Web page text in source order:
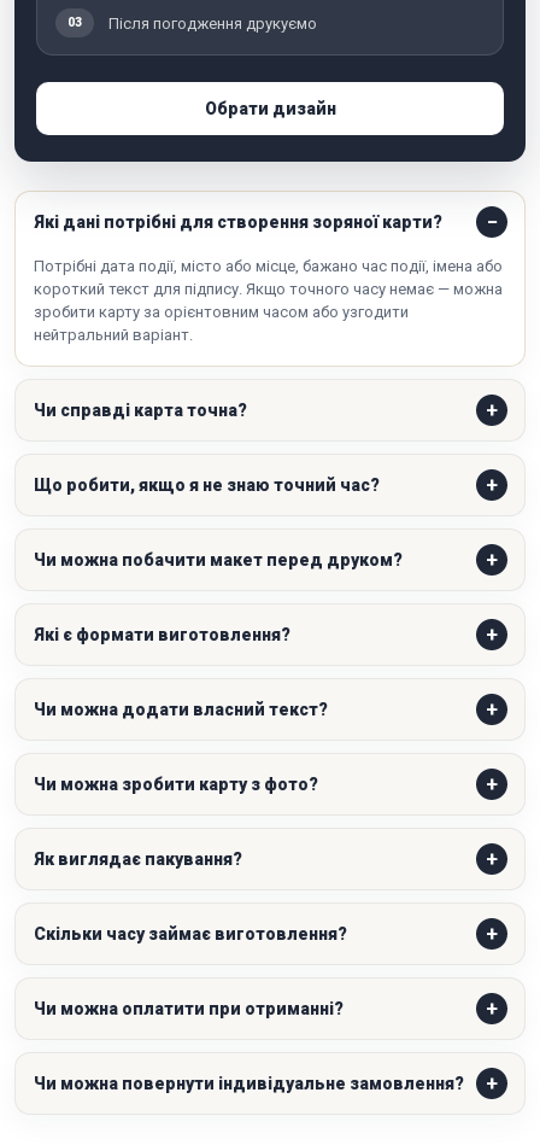
03 Після погодження друкуємо
Обрати дизайн
Які дані потрібні для створення зоряної карти?
Потрібні дата події, місто або місце, бажано час події, імена або
короткий текст для підпису. Якщо точного часу немає — можна
зробити карту за орієнтовним часом або узгодити
нейтральний варіант.
Чи справді карта точна?
Що робити, якщо я не знаю точний час?
Чи можна побачити макет перед друком?
Які є формати виготовлення?
Чи можна додати власний текст?
Чи можна зробити карту з фото?
Як виглядає пакування?
Скільки часу займає виготовлення?
Чи можна оплатити при отриманні?
Чи можна повернути індивідуальне замовлення?